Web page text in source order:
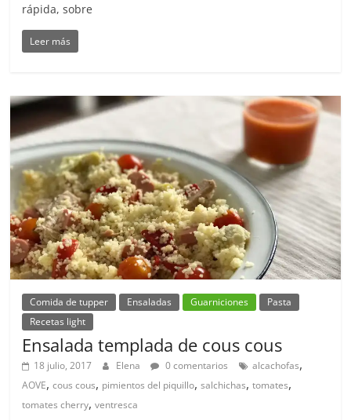
rápida, sobre
Leer más
Comida de tupper Ensaladas Guarniciones
Pasta
Recetas light
Ensalada templada de cous cous
18 julio, 2017 Elena 0 comentarios alcachofas,
AOVE,cous cous, pimientos del piquillo,salchichas,tomates,
tomates cherry,ventresca